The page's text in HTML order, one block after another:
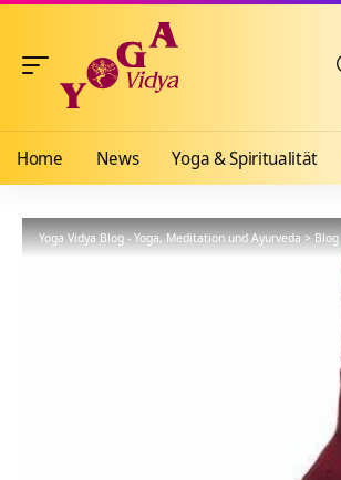
Home News Yoga & Spiritualität
Yoga Vidya Blog - Yoga, Meditation und Ayurveda>Blog